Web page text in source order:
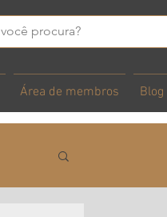
Área de membros Blog